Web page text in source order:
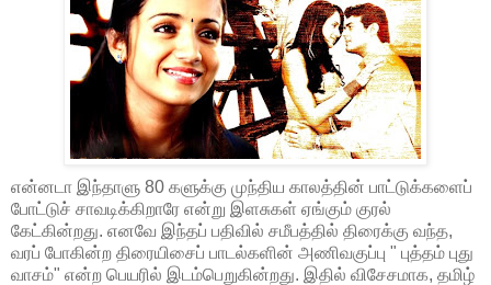
என்னடா இந்தாளு 80 களுக்கு முந்திய காலத்தின் பாட்டுக்களைப்
போட்டுச் சாவடிக்கிறாரே என்று இளசுகள் ஏங்கும் குரல்
கேட்கின்றது. எனவே இந்தப் பதிவில் சமீபத்தில் திரைக்கு வந்த,
வரப் போகின்ற திரையிசைப் பாடல்களின் அணிவகுப்பு " புத்தம் புது
வாசம்" என்ற பெயரில் இடம்பெறுகின்றது. இதில் விசேசமாக, தமிழ்